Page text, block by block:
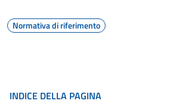
Normativa di riferimento
INDICE DELLA PAGINA